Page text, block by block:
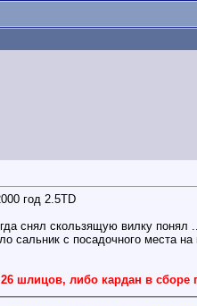
год 2.5TD
снял скользящую вилку
сальник с посадочного места
шлицов, либо кардан в сборе